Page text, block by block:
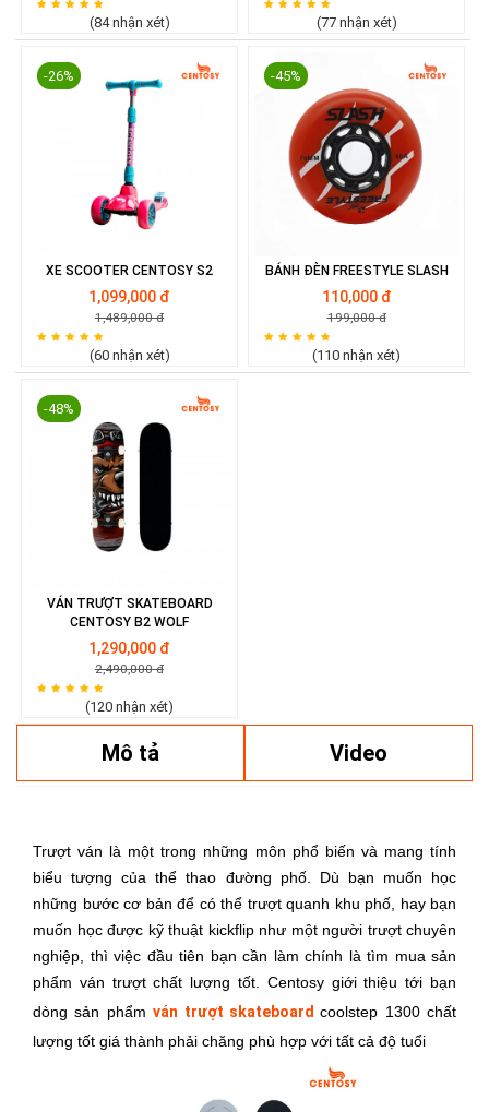
(84 nhận xét) (77 nhận xét)
-26%
XE SCOOTER CENTOSY S2
1,099,000 đ
1,489,000 đ
(60 nhận xét)
-45%
BÁNH ĐÈN FREESTYLE SLASH
110,000 đ
199,000 đ
(110 nhận xét)
-48%
VÁN TRƯỢT SKATEBOARD
CENTOSY B2 WOLF
1,290,000 đ
2,490,000 đ
(120 nhận xét)
Mô tả
Trượt ván là một trong những môn phổ biến và mang tính
biểu tượng của thể thao đường phố. Dù bạn muốn học
những bước cơ bản để có thể trượt quanh khu phố, hay bạn
muốn học được kỹ thuật kickflip như một người trượt chuyên
nghiệp, thì việc đầu tiên bạn cần làm chính là tìm mua sản
phẩm ván trượt chất lượng tốt. Centosy giới thiệu tới bạn
dòng sản phẩmván trượt skateboardcoolstep 1300 chất
lượng tốt giá thành phải chăng phù hợp với tất cả độ tuổi
Video